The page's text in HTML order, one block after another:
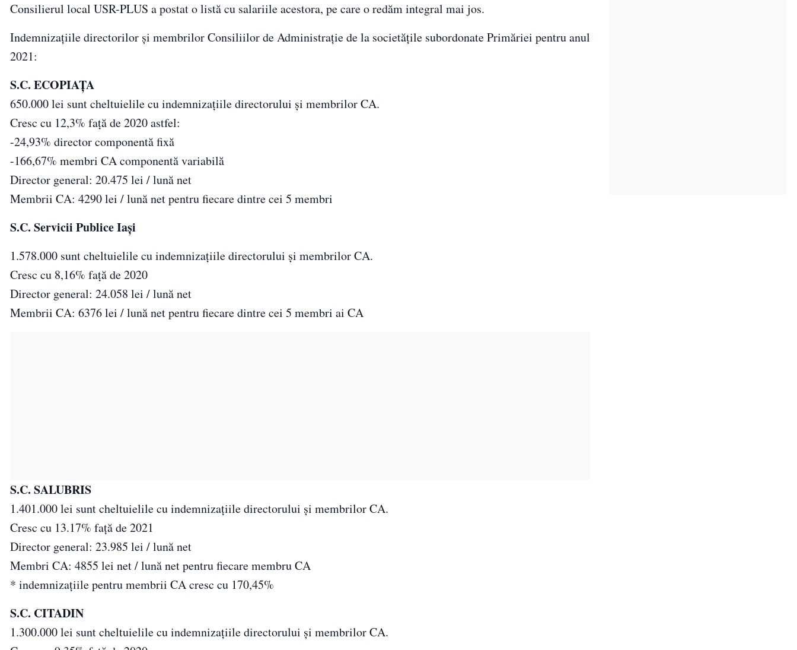
Consilierul local USR-PLUS a postat o listă cu salariile acestora, pe care o redăm integral mai jos.
Indemnizațiile directorilor și membrilor Consiliilor de Administrație de la societățile subordonate Primăriei pentru anul
2021:
S.C. ECOPIAȚA
650.000 lei sunt cheltuielile cu indemnizațiile directorului și membrilor CA.
Cresc cu 12,3% față de 2020 astfel:
-24,93% director componentă fixă
-166,67% membri CA componentă variabilă
Director general: 20.475 lei / lună net
Membrii CA: 4290 lei / lună net pentru fiecare dintre cei 5 membri
S.C. Servicii Publice Iași
1.578.000 sunt cheltuielile cu indemnizațiile directorului și membrilor CA.
Cresc cu 8,16% față de 2020
Director general: 24.058 lei / lună net
Membrii CA: 6376 lei / lună net pentru fiecare dintre cei 5 membri ai CA
S.C. SALUBRIS
1.401.000 lei sunt cheltuielile cu indemnizațiile directorului și membrilor CA.
Cresc cu 13.17% față de 2021
Director general: 23.985 lei / lună net
Membri CA: 4855 lei net / lună net pentru fiecare membru CA
* indemnizațiile pentru membrii CA cresc cu 170,45%
S.C. CITADIN
1.300.000 lei sunt cheltuielile cu indemnizațiile directorului și membrilor CA.